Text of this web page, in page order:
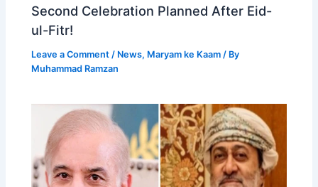
Second Celebration Planned After Eid-
ul-Fitr!
Leave a Comment / News, Maryam ke Kaam / By
Muhammad Ramzan